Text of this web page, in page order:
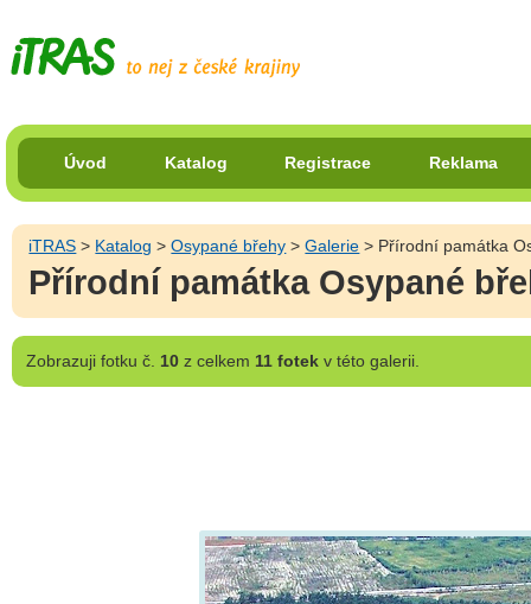
Úvod Katalog Registrace Reklama
iTRAS > Katalog >Osypané břehy >Galerie > Přírodní památka
Přírodní památka Osypané
Zobrazujifotku č. 10z celkem 11 fotekv této galerii.